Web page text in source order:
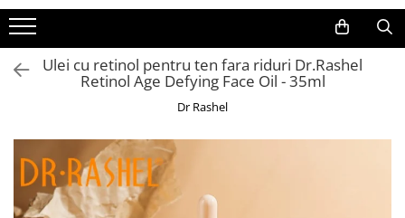
Lotiuni tonice
Creme de zi
Creme de noapte
Colagen
Vitamina c
Retinol
Acid Hialuronic
Aloe Vera
Ulei cu retinol pentru ten fara riduri Dr.Rashel
Retinol Age Defying Face Oil - 35ml
Dr Rashel